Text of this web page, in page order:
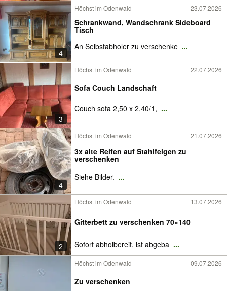
4
Höchst im Odenwald 23.07.2026
Schrankwand, Wandschrank Sideboard
Tisch
An Selbstabholer zu verschenke ...
3
Höchst im Odenwald 22.07.2026
Sofa Couch Landschaft
Couch sofa 2,50 x 2,40/1, ...
4
Höchst im Odenwald 21.07.2026
3x alte Reifen auf Stahlfelgen zu
verschenken
Siehe Bilder. ...
2
Höchst im Odenwald 13.07.2026
Gitterbett zu verschenken 70×140
Sofort abholbereit, ist abgeba ...
Höchst im Odenwald 09.07.2026
Zu verschenken